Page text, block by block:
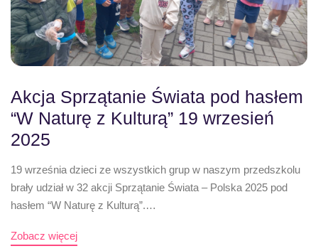
Akcja Sprzątanie Świata pod hasłem
“W Naturę z Kulturą” 19 wrzesień
2025
19 września dzieci ze wszystkich grup w naszym przedszkolu
brały udział w 32 akcji Sprzątanie Świata – Polska 2025 pod
hasłem “W Naturę z Kulturą”.…
Zobacz więcej